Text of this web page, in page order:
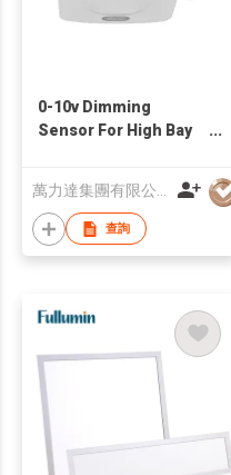
0-10v Dimming
Sensor For High Bay
萬力達集團有限公司
查詢